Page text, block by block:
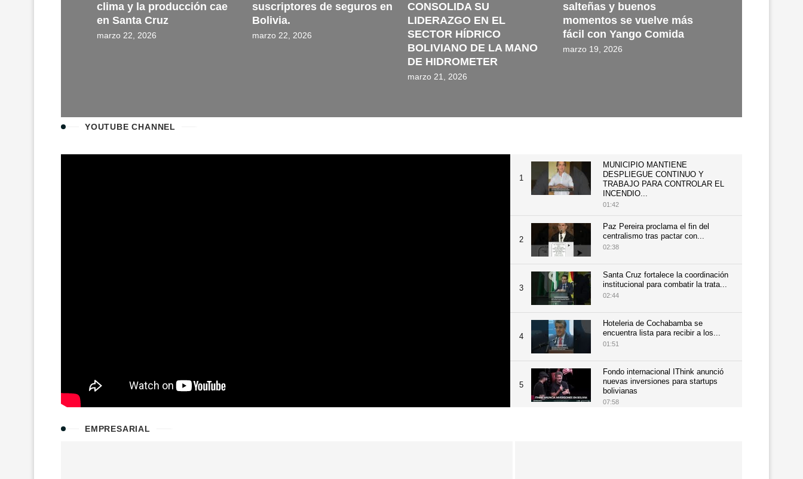
clima y la producción cae
en Santa Cruz
marzo 22, 2026
suscriptores de seguros en
Bolivia.
marzo 22, 2026
CONSOLIDA SU
LIDERAZGO EN EL
SECTOR HÍDRICO
BOLIVIANO DE LA MANO
DE HIDROMETER
marzo 21, 2026
salteñas y buenos
momentos se vuelve más
fácil con Yango Comida
marzo 19, 2026
YOUTUBE CHANNEL
1
MUNICIPIO MANTIENE
DESPLIEGUE CONTINUO Y
TRABAJO PARA CONTROLAR EL
INCENDIO...
01:42
2
Paz Pereira proclama el fin del
centralismo tras pactar con...
02:38
3
Santa Cruz fortalece la coordinación
institucional para combatir la trata...
02:44
4
Hoteleria de Cochabamba se
encuentra lista para recibir a los...
01:51
5
Fondo internacional IThink anunció
nuevas inversiones para startups
bolivianas
07:58
EMPRESARIAL